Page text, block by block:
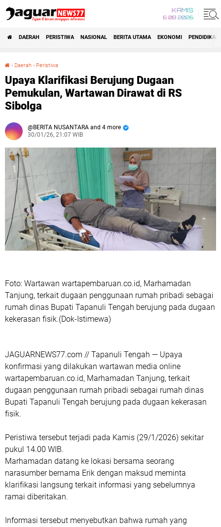
KAMIS
6 08 2026
DAERAH PERISTIWA NASIONAL BERITA UTAMA EKONOMI PENDIDIKAN
› Daerah › Peristiwa
Upaya Klarifikasi Berujung Dugaan
Pemukulan, Wartawan Dirawat di RS
Sibolga
BERITA NUSANTARA and 4 more
30/01/26, 21:07 WIB
Foto: Wartawan wartapembaruan.co.id, Marhamadan
Tanjung, terkait dugaan penggunaan rumah pribadi sebagai
rumah dinas Bupati Tapanuli Tengah berujung pada dugaan
kekerasan fisik.(Dok-Istimewa)
JAGUARNEWS77.com // Tapanuli Tengah — Upaya
konfirmasi yang dilakukan wartawan media online
wartapembaruan.co.id, Marhamadan Tanjung, terkait
dugaan penggunaan rumah pribadi sebagai rumah dinas
Bupati Tapanuli Tengah berujung pada dugaan kekerasan
fisik.
Peristiwa tersebut terjadi pada Kamis (29/1/2026) sekitar
pukul 14.00 WIB.
‎Marhamadan datang ke lokasi bersama seorang
narasumber bernama Erik dengan maksud meminta
klarifikasi langsung terkait informasi yang sebelumnya
ramai diberitakan.
Informasi tersebut menyebutkan bahwa rumah yang